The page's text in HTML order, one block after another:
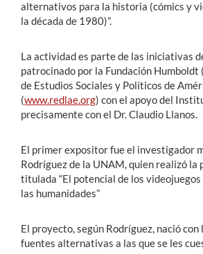
alternativos para la historia (cómics y
la década de 1980)”.
La actividad es parte de las iniciativas
patrocinado por la Fundación Humboldt
de Estudios Sociales y Políticos de
(www.redlae.org) con el apoyo del
precisamente con el Dr. Claudio Llanos.
El primer expositor fue el investigador
Rodríguez de la UNAM, quien realizó la
titulada “El potencial de los
las humanidades”
El proyecto, según Rodríguez, nació con
fuentes alternativas a las que se les